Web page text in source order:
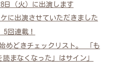
日（火）に出演します
に出演させていただきました
5回連載！
めどきチェックリスト。 「も
まなくなった」はサイン」